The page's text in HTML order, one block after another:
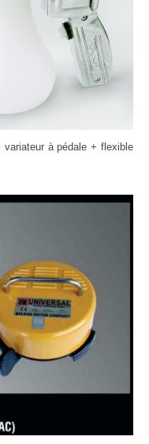
variateur à pédale + flexible